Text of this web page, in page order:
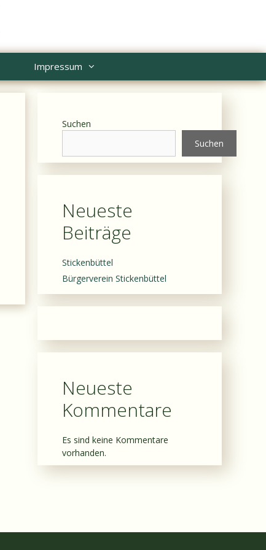
Impressum
Suchen
Suchen
Neueste
Beiträge
Stickenbüttel
Bürgerverein Stickenbüttel
Neueste
Kommentare
Es sind keine Kommentare
vorhanden.